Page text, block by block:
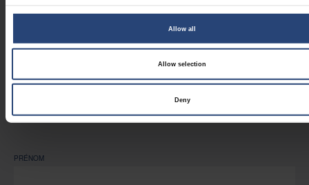
Allow all
Allow selection
Deny
Abonnez-vous à nos
We provide you with the latest News and Insights, subscribe today!
PRÉNOM